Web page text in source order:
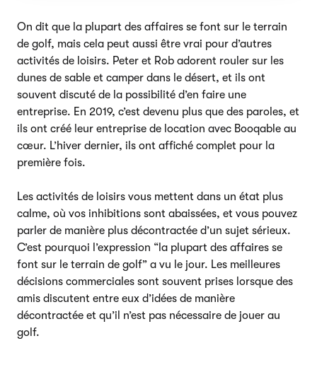
On dit que la plupart des affaires se font sur le terrain
de golf, mais cela peut aussi être vrai pour d’autres
activités de loisirs. Peter et Rob adorent rouler sur les
dunes de sable et camper dans le désert, et ils ont
souvent discuté de la possibilité d’en faire une
entreprise. En 2019, c’est devenu plus que des paroles, et
ils ont créé leur entreprise de location avec Booqable au
cœur. L’hiver dernier, ils ont affiché complet pour la
première fois.
Les activités de loisirs vous mettent dans un état plus
calme, où vos inhibitions sont abaissées, et vous pouvez
parler de manière plus décontractée d’un sujet sérieux.
C’est pourquoi l’expression “la plupart des affaires se
font sur le terrain de golf” a vu le jour. Les meilleures
décisions commerciales sont souvent prises lorsque des
amis discutent entre eux d’idées de manière
décontractée et qu’il n’est pas nécessaire de jouer au
golf.